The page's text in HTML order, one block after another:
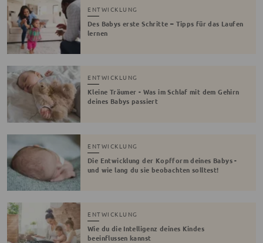
ENTWICKLUNG
Des Babys erste Schritte – Tipps für das Laufen
lernen
ENTWICKLUNG
Kleine Träumer - Was im Schlaf mit dem Gehirn
deines Babys passiert
ENTWICKLUNG
Die Entwicklung der Kopfform deines Babys -
und wie lang du sie beobachten solltest!
ENTWICKLUNG
Wie du die Intelligenz deines Kindes
beeinflussen kannst